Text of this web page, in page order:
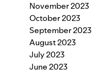
November 2023
October 2023
September 2023
August 2023
July 2023
June 2023